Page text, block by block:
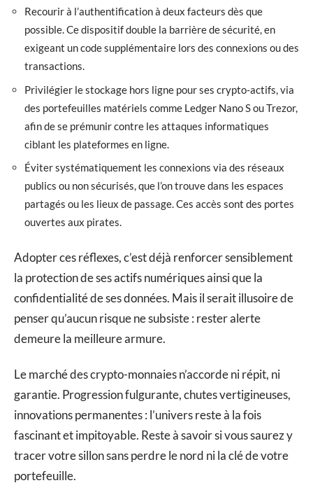
Recourir à l’authentification à deux facteurs dès que
possible. Ce dispositif double la barrière de sécurité, en
exigeant un code supplémentaire lors des connexions ou des
transactions.
Privilégier le stockage hors ligne pour ses crypto-actifs, via
des portefeuilles matériels comme Ledger Nano S ou Trezor,
afin de se prémunir contre les attaques informatiques
ciblant les plateformes en ligne.
Éviter systématiquement les connexions via des réseaux
publics ou non sécurisés, que l’on trouve dans les espaces
partagés ou les lieux de passage. Ces accès sont des portes
ouvertes aux pirates.
Adopter ces réflexes, c’est déjà renforcer sensiblement
la protection de ses actifs numériques ainsi que la
confidentialité de ses données. Mais il serait illusoire de
penser qu’aucun risque ne subsiste : rester alerte
demeure la meilleure armure.
Le marché des crypto-monnaies n’accorde ni répit, ni
garantie. Progression fulgurante, chutes vertigineuses,
innovations permanentes : l’univers reste à la fois
fascinant et impitoyable. Reste à savoir si vous saurez y
tracer votre sillon sans perdre le nord ni la clé de votre
portefeuille.